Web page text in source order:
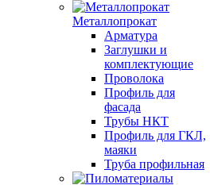
Металлопрокат
Арматура
Заглушки и
комплектующие
Проволока
Профиль для
фасада
Трубы НКТ
Профиль для ГКЛ,
маяки
Труба профильная